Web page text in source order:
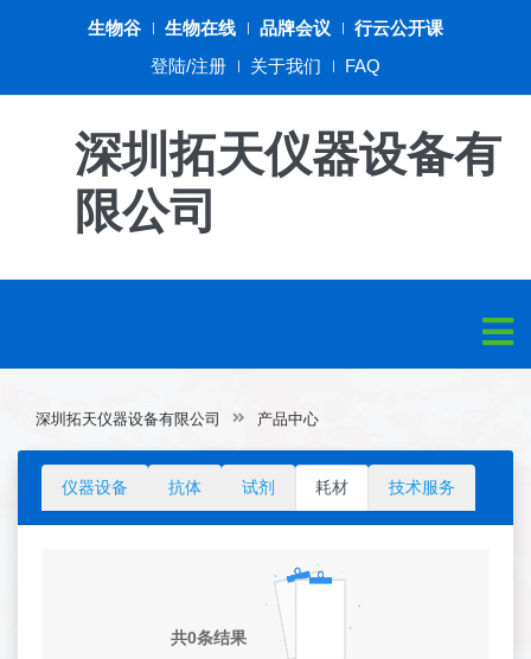
生物谷 生物在线 品牌会议
行云公开课
登陆/注册
关于我们 FAQ
深圳拓天仪器设备有
限公司
深圳拓天仪器设备有限公司 产品中心
仪器设备 抗体 试剂 耗材 技术服务
共0条结果